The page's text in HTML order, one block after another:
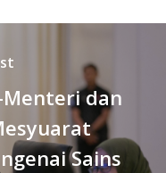
dan
Sains